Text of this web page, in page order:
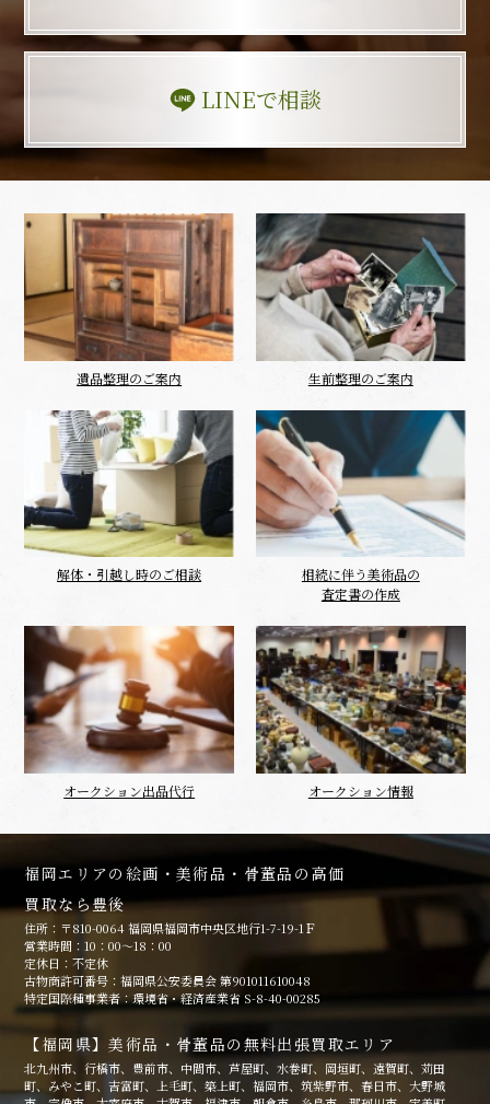
LINEで相談
遺品整理のご案内 生前整理のご案内
解体・引越し時のご相談
相続に伴う美術品の
査定書の作成
オークション出品代行 オークション情報
福岡エリアの絵画・美術品・骨董品の高価
買取なら豊後
住所：〒810-0064 福岡県福岡市中央区地行1-7-19-1Ｆ
営業時間：10：00～18：00
定休日：不定休
古物商許可番号：福岡県公安委員会 第901011610048
特定国際種事業者：環境省・経済産業省 S-8-40-00285
【福岡県】美術品・骨董品の無料出張買取エリア
北九州市、行橋市、豊前市、中間市、芦屋町、水巻町、岡垣町、遠賀町、苅田
町、みやこ町、吉富町、上毛町、築上町、福岡市、筑紫野市、春日市、大野城